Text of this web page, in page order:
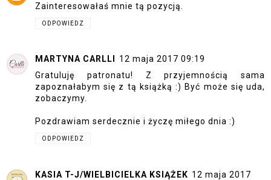
Zainteresowałaś mnie tą pozycją.
ODPOWIEDZ
MARTYNA CARLLI
12 maja 2017 09:19
Gratuluję patronatu! Z przyjemnością sama
zapoznałabym się z tą książką :) Być może się uda,
zobaczymy.
Pozdrawiam serdecznie i życzę miłego dnia :)
ODPOWIEDZ
KASIA T-J/WIELBICIELKA KSIĄŻEK 12 maja 2017